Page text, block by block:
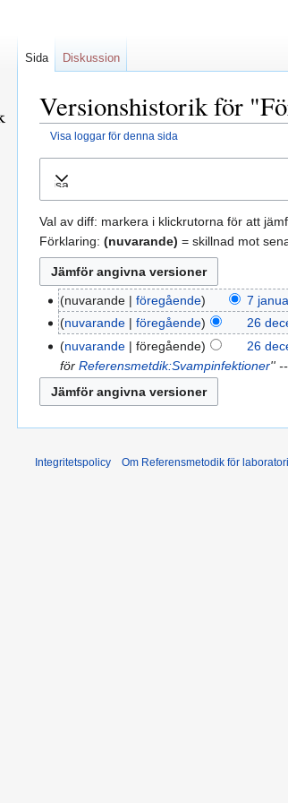
Versionshistorik för
Visa loggar för denna sida
Visa
Val av diff: markera i klickrutorna för att
Förklaring: (nuvarande) = skillnad mot
nuvarande föregående 7
nuvarande
föregående 26
nuvarande
föregående 26
förReferensmetdik:Svampinfektioner''
Sida Diskussion
Integritetspolicy Om Referensmetodik för